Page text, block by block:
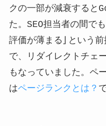
クの一部が減衰すると
た。SEO担当者の間で
評価が薄まる」という
で、リダイレクトチェ
もなっていました。ペ
はページランクとは？